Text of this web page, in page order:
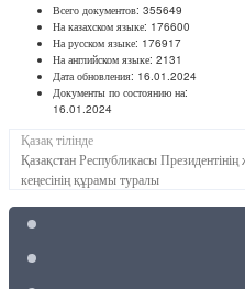
Всего документов: 355649
На казахском языке: 176600
На русском языке: 176917
На английском языке: 2131
Дата обновления: 16.01.2024
Документы по состоянию на:
16.01.2024
Қазақ тілінде
Қазақстан Республикасы
кеңесінің құрамы туралы